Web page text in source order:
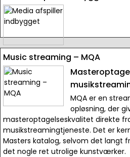
Music streaming – MQA
MQA er en
opløsning, der
masteroptagelseskvalitet direkte
musikstreamingtjeneste. Det er
Masters katalog, selvom det langt
det nogle ret utrolige kunstværker.